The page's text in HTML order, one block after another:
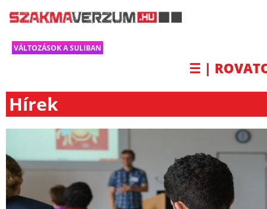
VÁLTOZÁSOK A SULIBAN
☰ |
Hírek